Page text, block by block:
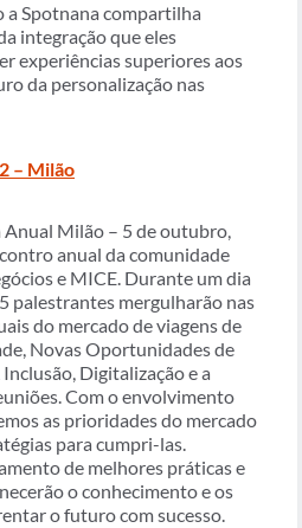
a Spotnana compartilha
integração que eles
experiências superiores aos
da personalização nas
– Milão
Milão – 5 de outubro,
anual da comunidade
e MICE. Durante um dia
palestrantes mergulharão nas
do mercado de viagens de
Novas Oportunidades de
Digitalização e a
Com o envolvimento
as prioridades do mercado
para cumpri-las.
de melhores práticas e
o conhecimento e os
o futuro com sucesso.